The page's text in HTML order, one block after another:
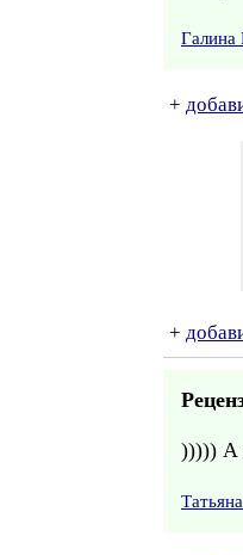
Галина
+
+
))))) А